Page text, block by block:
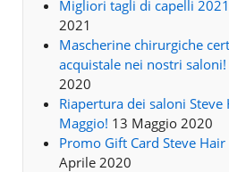
Migliori tagli di capelli 2021
2021
Mascherine chirurgiche
acquistale nei nostri saloni!
2020
Riapertura dei saloni
Maggio! 13 Maggio 2020
Promo Gift Card Steve
Aprile 2020